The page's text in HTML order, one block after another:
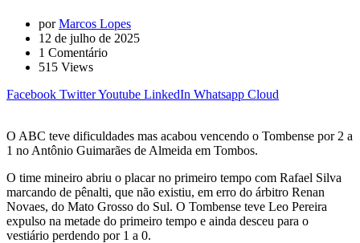
porMarcos Lopes
12 de julho de 2025
1 Comentário
515 Views
Facebook TwitterYoutube LinkedIn Whatsapp Cloud
O ABC teve dificuldades mas acabou vencendo o Tombense por 2 a
1 no Antônio Guimarães de Almeida em Tombos.
O time mineiro abriu o placar no primeiro tempo com Rafael Silva
marcando de pênalti, que não existiu, em erro do árbitro Renan
Novaes, do Mato Grosso do Sul. O Tombense teve Leo Pereira
expulso na metade do primeiro tempo e ainda desceu para o
vestiário perdendo por 1 a 0.